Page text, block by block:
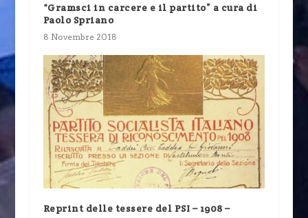
“Gramsci in carcere e il partito” a cura di
Paolo Spriano
8 Novembre 2018
Reprint delle tessere del PSI – 1908 –